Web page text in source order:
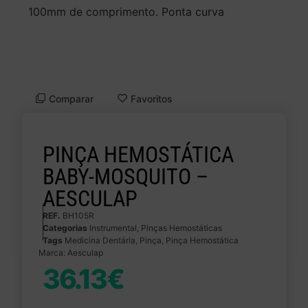
100mm de comprimento. Ponta curva
Comparar Favoritos
PINÇA HEMOSTÁTICA
BABY-MOSQUITO –
AESCULAP
REF. BH105R
Categorias Instrumental Pinças Hemostáticas
Tags Medicina Dentária Pinça Pinça Hemostática
Marca: Aesculap
36.13€